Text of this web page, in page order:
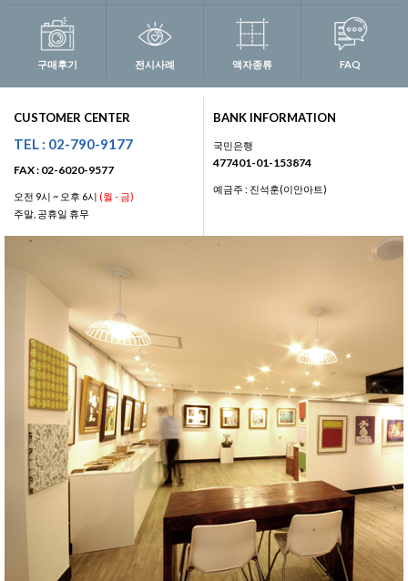
구매후기 전시사례 액자종류 FAQ
CUSTOMER CENTER
TEL : 02-790-9177
FAX : 02-6020-9577
오전 9시 ~ 오후 6시 (월 - 금)
주말, 공휴일 휴무
BANK INFORMATION
국민은행
477401-01-153874
예금주 : 진석훈(이안아트)